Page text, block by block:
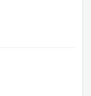
BahnhofCity